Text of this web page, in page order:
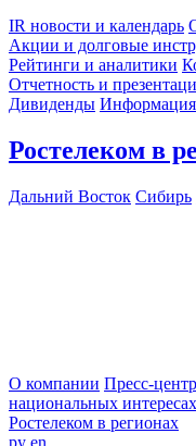
IR новости и календарь
Акции и долговые
Рейтинги и аналитики
Отчетность и
Дивиденды Информация
Ростелеком в
Дальний Восток Сибирь
О компании Пресс-центр
национальных интересах
Ростелеком в регионах
ру en